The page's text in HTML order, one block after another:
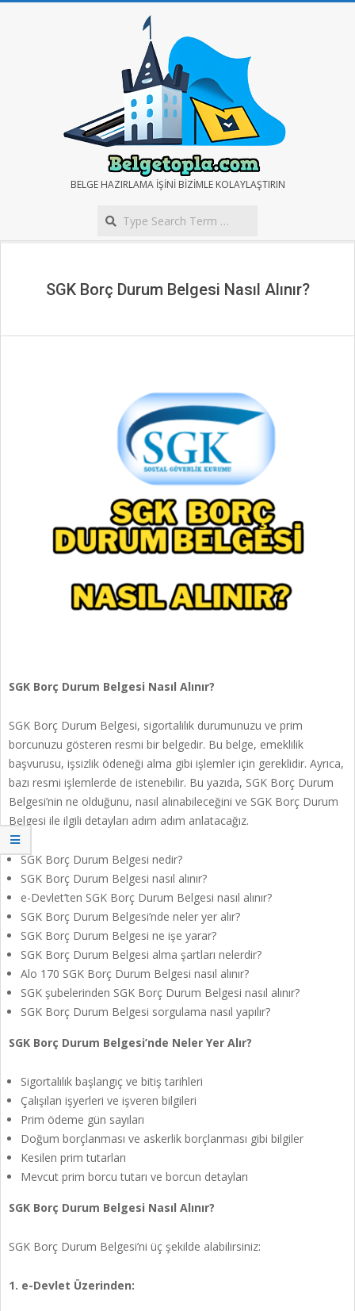
BELGE
TOPLA
BELGE HAZIRLAMA IŞINI BIZIMLE KOLAYLAŞTIRIN
SGK Borç Durum Belgesi Nasıl Alınır?
SGK Borç Durum Belgesi Nasıl Alınır?
SGK Borç Durum Belgesi, sigortalılık durumunuzu ve prim
borcunuzu gösteren resmi bir belgedir. Bu belge, emeklilik
başvurusu, işsizlik ödeneği alma gibi işlemler için gereklidir. Ayrıca,
bazı resmi işlemlerde de istenebilir. Bu yazıda, SGK Borç Durum
Belgesi’nin ne olduğunu, nasıl alınabileceğini ve SGK Borç Durum
Belgesi ile ilgili detayları adım adım anlatacağız.
SGK Borç Durum Belgesi nedir?
SGK Borç Durum Belgesi nasıl alınır?
e-Devlet’ten SGK Borç Durum Belgesi nasıl alınır?
SGK Borç Durum Belgesi’nde neler yer alır?
SGK Borç Durum Belgesi ne işe yarar?
SGK Borç Durum Belgesi alma şartları nelerdir?
Alo 170 SGK Borç Durum Belgesi nasıl alınır?
SGK şubelerinden SGK Borç Durum Belgesi nasıl alınır?
SGK Borç Durum Belgesi sorgulama nasıl yapılır?
SGK Borç Durum Belgesi’nde Neler Yer Alır?
Sigortalılık başlangıç ve bitiş tarihleri
Çalışılan işyerleri ve işveren bilgileri
Prim ödeme gün sayıları
Doğum borçlanması ve askerlik borçlanması gibi bilgiler
Kesilen prim tutarları
Mevcut prim borcu tutarı ve borcun detayları
SGK Borç Durum Belgesi Nasıl Alınır?
SGK Borç Durum Belgesi’ni üç şekilde alabilirsiniz:
1. e-Devlet Üzerinden: